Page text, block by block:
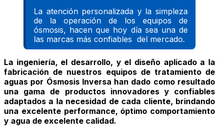
La atención personalizada y la simpleza
de la operación de los equipos de
ósmosis, hacen que hoy día sea una de
las marcas más confiables del mercado.
La ingeniería, el desarrollo, y el diseño aplicado a la
fabricación de nuestros equipos de tratamiento de
aguas por Ósmosis Inversa han dado como resultado
una gama de productos innovadores y confiables
adaptados a la necesidad de cada cliente, brindando
una excelente performance, óptimo comportamiento
y agua de excelente calidad.